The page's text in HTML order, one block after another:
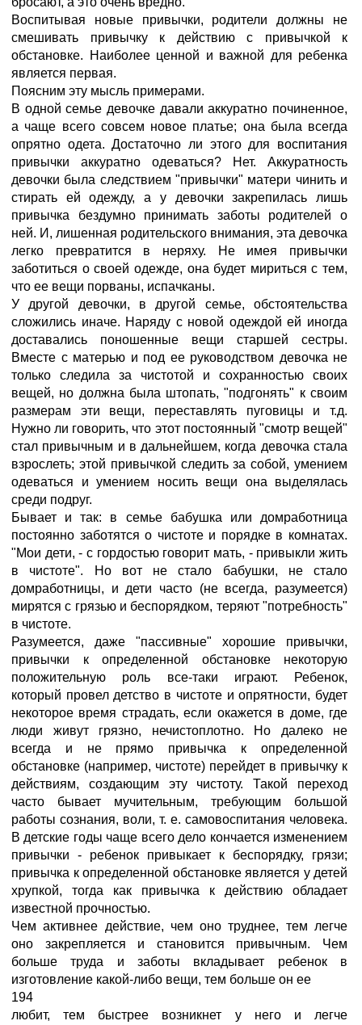
Воспитывая новые привычки, родители должны не
смешивать привычку к действию с привычкой к
обстановке. Наиболее ценной и важной для ребенка
является первая.
Поясним эту мысль примерами.
В одной семье девочке давали аккуратно починенное,
а чаще всего совсем новое платье; она была всегда
опрятно одета. Достаточно ли этого для воспитания
привычки аккуратно одеваться? Нет. Аккуратность
девочки была следствием "привычки" матери чинить и
стирать ей одежду, а у девочки закрепилась лишь
привычка бездумно принимать заботы родителей о
ней. И, лишенная родительского внимания, эта девочка
легко превратится в неряху. Не имея привычки
заботиться о своей одежде, она будет мириться с тем,
что ее вещи порваны, испачканы.
У другой девочки, в другой семье, обстоятельства
сложились иначе. Наряду с новой одеждой ей иногда
доставались поношенные вещи старшей сестры.
Вместе с матерью и под ее руководством девочка не
только следила за чистотой и сохранностью своих
вещей, но должна была штопать, "подгонять" к своим
размерам эти вещи, переставлять пуговицы и т.д.
Нужно ли говорить, что этот постоянный "смотр вещей"
стал привычным и в дальнейшем, когда девочка стала
взрослеть; этой привычкой следить за собой, умением
одеваться и умением носить вещи она выделялась
среди подруг.
Бывает и так: в семье бабушка или домработница
постоянно заботятся о чистоте и порядке в комнатах.
"Мои дети, - с гордостью говорит мать, - привыкли жить
в чистоте". Но вот не стало бабушки, не стало
домработницы, и дети часто (не всегда, разумеется)
мирятся с грязью и беспорядком, теряют "потребность"
в чистоте.
Разумеется, даже "пассивные" хорошие привычки,
привычки к определенной обстановке некоторую
положительную роль все-таки играют. Ребенок,
который провел детство в чистоте и опрятности, будет
некоторое время страдать, если окажется в доме, где
люди живут грязно, нечистоплотно. Но далеко не
всегда и не прямо привычка к определенной
обстановке (например, чистоте) перейдет в привычку к
действиям, создающим эту чистоту. Такой переход
часто бывает мучительным, требующим большой
работы сознания, воли, т. е. самовоспитания человека.
В детские годы чаще всего дело кончается изменением
привычки - ребенок привыкает к беспорядку, грязи;
привычка к определенной обстановке является у детей
хрупкой, тогда как привычка к действию обладает
известной прочностью.
Чем активнее действие, чем оно труднее, тем легче
оно закрепляется и становится привычным. Чем
больше труда и заботы вкладывает ребенок в
изготовление какой-либо вещи, тем больше он ее
194
любит, тем быстрее возникнет у него и легче